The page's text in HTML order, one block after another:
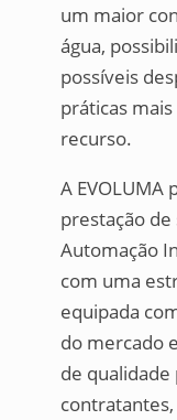
um maior
água,
possíveis
práticas
recurso.
A EVOLUMA
prestação de
Automação
com uma
equipada
do mercado
de qualidade